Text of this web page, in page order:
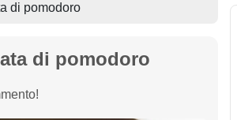
di pomodoro
di pomodoro